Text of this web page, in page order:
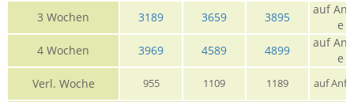
3 Wochen
3189 3659 3895
auf
e
4 Wochen
3969 4589 4899
auf
e
Verl. Woche
955 1109 1189 auf